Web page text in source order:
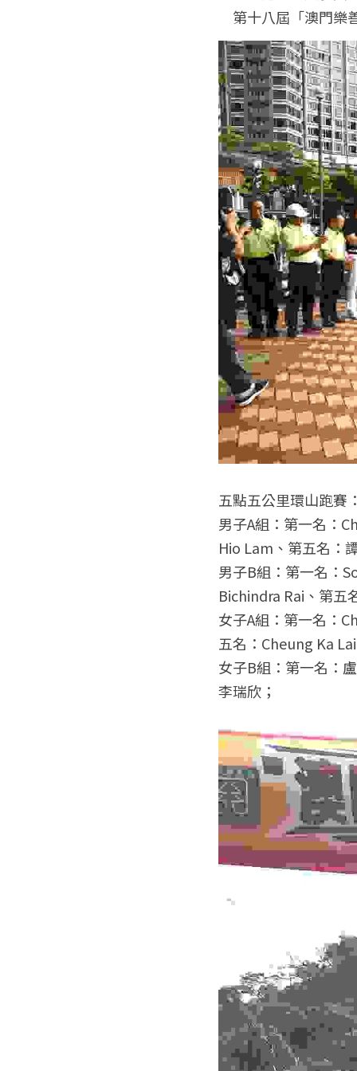
第十八屆「澳門樂
五點五公里環山跑賽
男子A組：第一名：
Hio Lam、第五名：
男子B組：第一名：
Bichindra Rai、第五
女子A組：第一名：
五名：Cheung Ka
女子B組：第一名：
李瑞欣；